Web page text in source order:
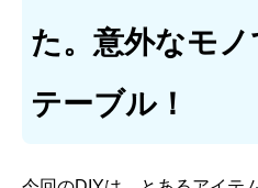
た。意外なモ
テーブル！